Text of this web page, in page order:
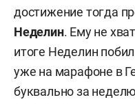
достижение тогда
Неделин. Ему не
итоге Неделин
уже на марафоне в
буквально за